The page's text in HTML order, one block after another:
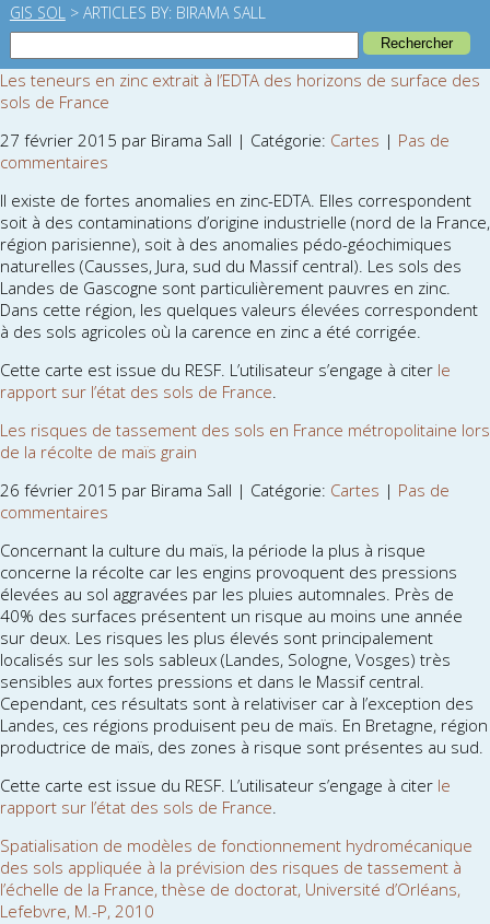
GIS SOL > ARTICLES BY: BIRAMA SALL
Les teneurs en zinc extrait à l’EDTA des horizons de surface des
sols de France
27 février 2015 par Birama Sall | Catégorie: Cartes | Pas de
commentaires
Il existe de fortes anomalies en zinc-EDTA. Elles correspondent
soit à des contaminations d’origine industrielle (nord de la France,
région parisienne), soit à des anomalies pédo-géochimiques
naturelles (Causses, Jura, sud du Massif central). Les sols des
Landes de Gascogne sont particulièrement pauvres en zinc.
Dans cette région, les quelques valeurs élevées correspondent
à des sols agricoles où la carence en zinc a été corrigée.
Cette carte est issue du RESF. L’utilisateur s’engage à citer le
rapport sur l’état des sols de France.
Les risques de tassement des sols en France métropolitaine lors
de la récolte de maïs grain
26 février 2015 par Birama Sall | Catégorie: Cartes | Pas de
commentaires
Concernant la culture du maïs, la période la plus à risque
concerne la récolte car les engins provoquent des pressions
élevées au sol aggravées par les pluies automnales. Près de
40% des surfaces présentent un risque au moins une année
sur deux. Les risques les plus élevés sont principalement
localisés sur les sols sableux (Landes, Sologne, Vosges) très
sensibles aux fortes pressions et dans le Massif central.
Cependant, ces résultats sont à relativiser car à l’exception des
Landes, ces régions produisent peu de maïs. En Bretagne, région
productrice de maïs, des zones à risque sont présentes au sud.
Cette carte est issue du RESF. L’utilisateur s’engage à citer le
rapport sur l’état des sols de France.
Spatialisation de modèles de fonctionnement hydromécanique
des sols appliquée à la prévision des risques de tassement à
l’échelle de la France, thèse de doctorat, Université d’Orléans,
Lefebvre, M.-P, 2010